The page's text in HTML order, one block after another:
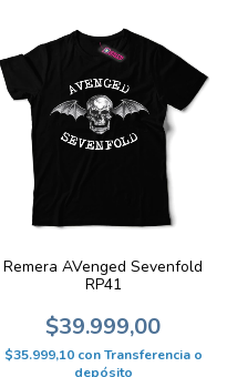
Remera AVenged Sevenfold
RP41
$39.999,00
$35.999,10 con Transferencia o
depósito